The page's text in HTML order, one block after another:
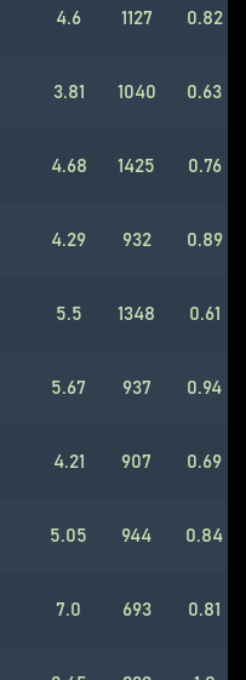
4.6 1127 0.82
3.81 1040 0.63
4.68 1425 0.76
4.29 932 0.89
5.5 1348 0.61
5.67 937 0.94
4.21 907 0.69
5.05 944 0.84
7.0 693 0.81